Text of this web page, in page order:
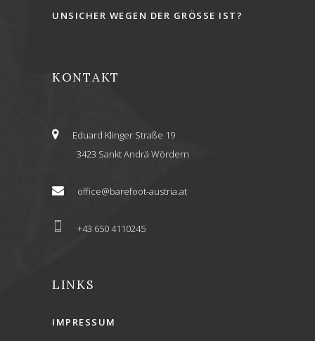
UNSICHER WEGEN DER GRÖSSE IST?
KONTAKT
Eduard Klinger Straße 19
3423 Sankt Andrä Wördern
office@barefoot-austria.at
+43 650 4110245
LINKS
IMPRESSUM